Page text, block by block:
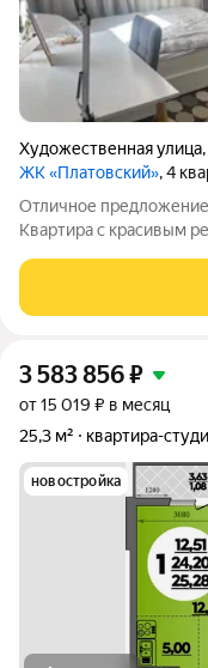
Художественная улица,
ЖК «Платовский», 4
Отличное предложение
Квартира с красивым ремонтом
быструю сделку!
3 583 856₽
от 15 019 ₽ в месяц
25,3 м²
квартира-
новостройка